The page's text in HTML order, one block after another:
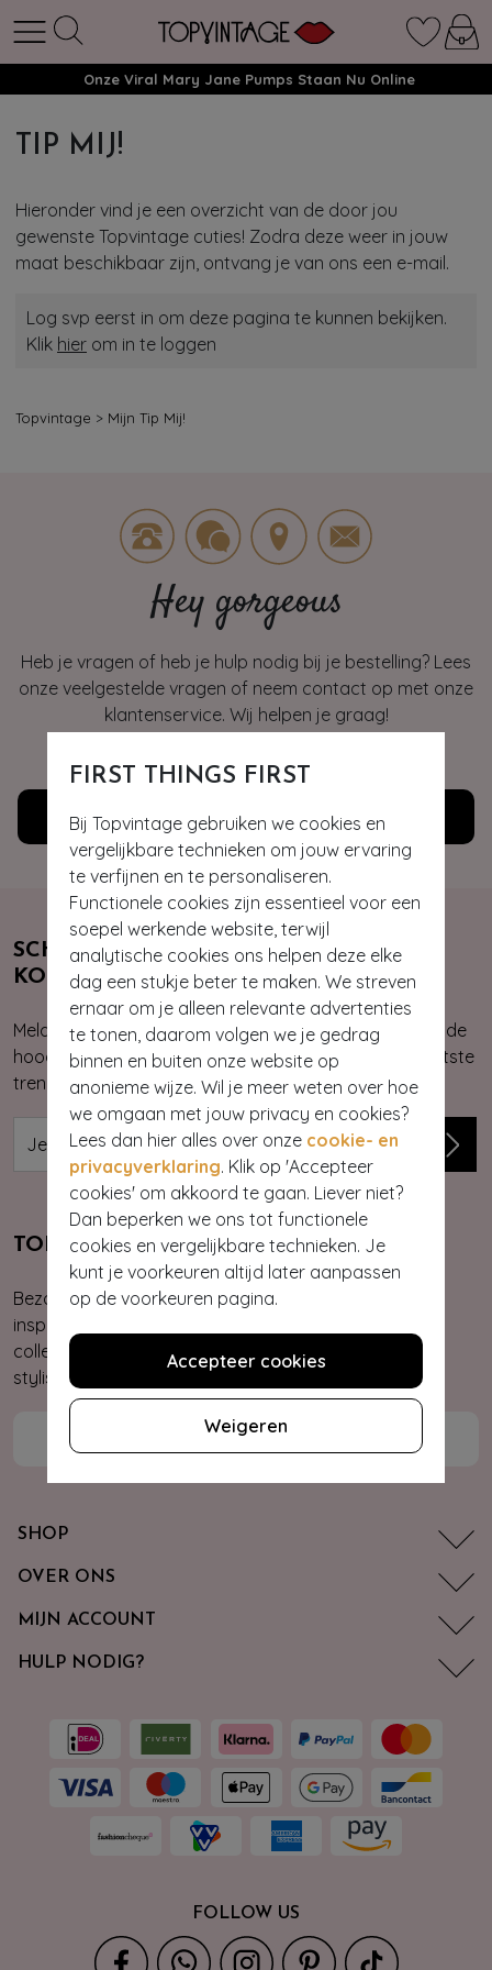
FIRST THINGS FIRST
Bij Topvintage gebruiken we cookies en
vergelijkbare technieken om jouw ervaring
te verfijnen en te personaliseren.
Functionele cookies zijn essentieel voor een
soepel werkende website, terwijl
analytische cookies ons helpen deze elke
dag een stukje beter te maken. We streven
ernaar om je alleen relevante advertenties
te tonen, daarom volgen we je gedrag
binnen en buiten onze website op
anonieme wijze. Wil je meer weten over hoe
we omgaan met jouw privacy en cookies?
Lees dan hier alles over onze cookie- en
privacyverklaring. Klik op 'Accepteer
cookies' om akkoord te gaan. Liever niet?
Dan beperken we ons tot functionele
cookies en vergelijkbare technieken. Je
kunt je voorkeuren altijd later aanpassen
op de voorkeuren pagina.
Accepteer cookies
Weigeren
Onze Viral Mary Jane Pumps Staan Nu Online
TIP MIJ!
Hieronder vind je een overzicht van de door jou
gewenste Topvintage cuties! Zodra deze weer in jouw
maat beschikbaar zijn, ontvang je van ons een e-mail.
Log svp eerst in om deze pagina te kunnen bekijken.
Klik hier om in te loggen
Topvintage > Mijn Tip Mij!
Hey gorgeous
Heb je vragen of heb je hulp nodig bij je bestelling? Lees
onze veelgestelde vragen of neem contact op met onze
klantenservice. Wij helpen je graag!
Klantenservice
SCHRIJF JE NU IN & ONTVANG 10%
KORTING
Meld je aan voor onze nieuwsbrief. Zo ben je altijd op de
hoogte van onze nieuwste & exclusieve collecties, laatste
trends, kortingsacties en giveaways.
TOPVINTAGE STORE & OUTLET
Bezoek onze Store & Outlet in Kerkrade en laat je
inspireren door onze eigen merken en exclusieve
collecties, ontvang persoonlijk stylingadvies van onze
stylistes.
Meer informatie
SHOP
OVER ONS
MIJN ACCOUNT
HULP NODIG?
FOLLOW US